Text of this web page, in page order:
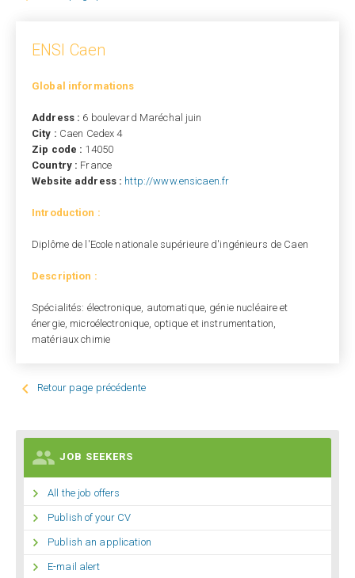
ENSI Caen
Global informations
Address : 6 boulevard Maréchal juin
City : Caen Cedex 4
Zip code : 14050
Country : France
Website address : http://www.ensicaen.fr
Introduction :
Diplôme de l'Ecole nationale supérieure d'ingénieurs de Caen
Description :
Spécialités: électronique, automatique, génie nucléaire et
énergie, microélectronique, optique et instrumentation,
matériaux chimie
 Retour page précédente
 JOB SEEKERS
 All the job offers
 Publish of your CV
 Publish an application
 E-mail alert